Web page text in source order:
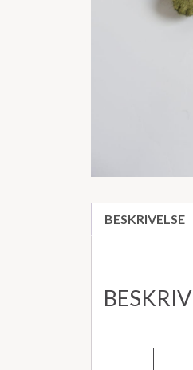
BESKRIVELSE